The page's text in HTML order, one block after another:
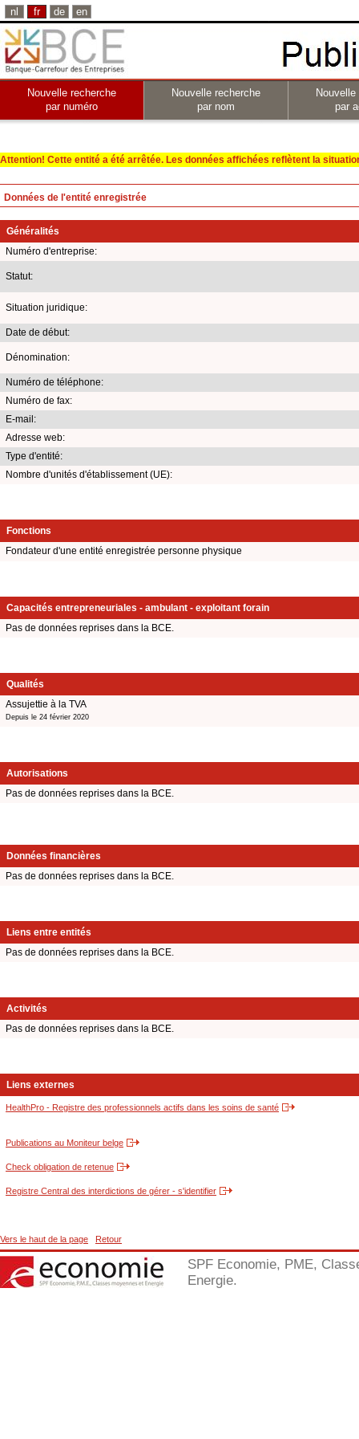
nl fr de en
Nouvelle recherche
par numéro
Nouvelle recherche
par nom
par
Attention! Cette entité a été arrêtée. Les données affichées reflètent la
Données de l'entité enregistrée
Généralités
Numéro d'entreprise:
Statut:
Situation juridique:
Date de début:
Dénomination:
Numéro de téléphone:
Numéro de fax:
E-mail:
Adresse web:
Type d'entité:
Nombre d'unités d'établissement (UE):
Fonctions
Fondateur d'une entité enregistrée personne physique
Capacités entrepreneuriales - ambulant - exploitant forain
Pas de données reprises dans la BCE.
Qualités
Assujettie à la TVA
Depuis le 24 février 2020
Autorisations
Pas de données reprises dans la BCE.
Données financières
Pas de données reprises dans la BCE.
Liens entre entités
Pas de données reprises dans la BCE.
Activités
Pas de données reprises dans la BCE.
Liens externes
HealthPro - Registre des professionnels actifs dans les soins de santé
Publications au Moniteur belge
Check obligation de retenue
Registre Central des interdictions de gérer - s'identifier
Vers le haut de la page Retour
SPF Economie, PME,
Energie.